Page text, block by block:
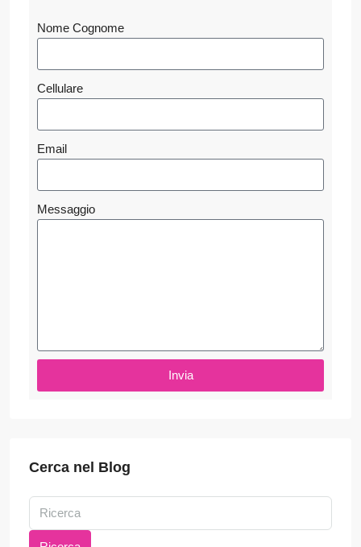
Nome Cognome
Cellulare
Email
Messaggio
Invia
Cerca nel Blog